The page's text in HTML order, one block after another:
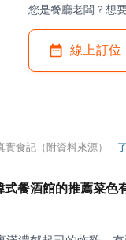
您是餐廳老闆？想
線上訂位
食記（附資料來源） ·
式餐酒館的推薦菜色